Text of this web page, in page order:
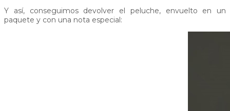
Y así, conseguimos devolver el peluche, envuelto en un
paquete y con una nota especial: